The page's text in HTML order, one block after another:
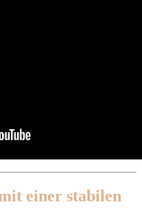
einer stabilen